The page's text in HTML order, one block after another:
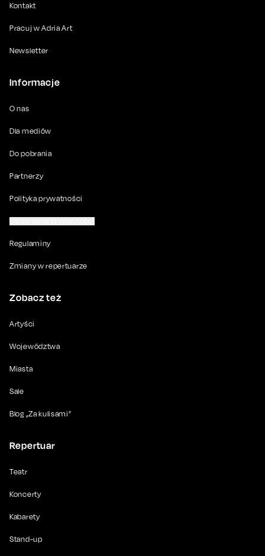
Kontakt
Pracuj w Adria Art
Newsletter
Informacje
O nas
Dla mediów
Do pobrania
Partnerzy
Polityka prywatności
Regulaminy
Zmiany w repertuarze
Zobacz też
Artyści
Województwa
Miasta
Sale
Blog „Za kulisami”
Repertuar
Teatr
Koncerty
Kabarety
Stand-up